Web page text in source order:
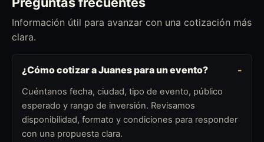
Información útil para avanzar con una cotización más
clara.
¿Cómo cotizar a Juanes para un evento?
Cuéntanos fecha, ciudad, tipo de evento, público
esperado y rango de inversión. Revisamos
disponibilidad, formato y condiciones para responder
con una propuesta clara.